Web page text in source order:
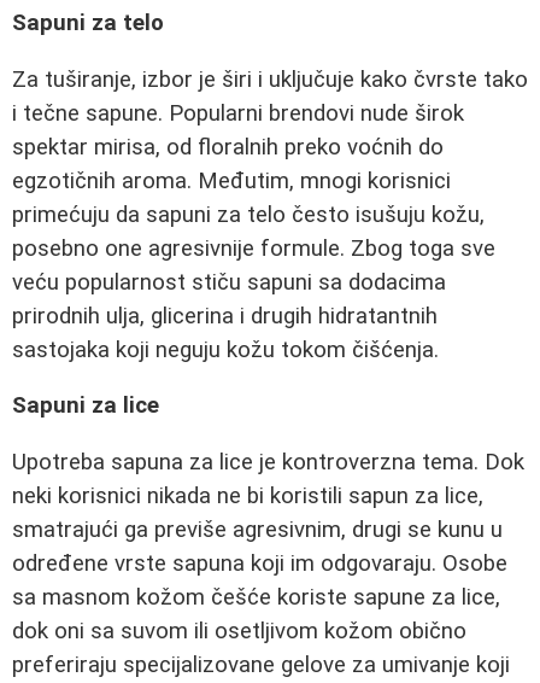
Sapuni za telo
Za tuširanje, izbor je širi i uključuje kako čvrste tako
i tečne sapune. Popularni brendovi nude širok
spektar mirisa, od floralnih preko voćnih do
egzotičnih aroma. Međutim, mnogi korisnici
primećuju da sapuni za telo često isušuju kožu,
posebno one agresivnije formule. Zbog toga sve
veću popularnost stiču sapuni sa dodacima
prirodnih ulja, glicerina i drugih hidratantnih
sastojaka koji neguju kožu tokom čišćenja.
Sapuni za lice
Upotreba sapuna za lice je kontroverzna tema. Dok
neki korisnici nikada ne bi koristili sapun za lice,
smatrajući ga previše agresivnim, drugi se kunu u
određene vrste sapuna koji im odgovaraju. Osobe
sa masnom kožom češće koriste sapune za lice,
dok oni sa suvom ili osetljivom kožom obično
preferiraju specijalizovane gelove za umivanje koji